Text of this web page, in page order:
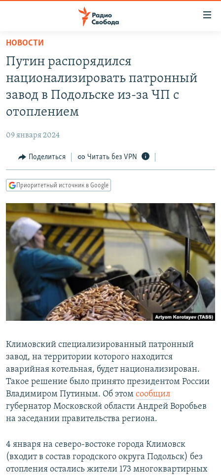
упрощенного
доступа
основному
содержанию
навигации
Вернутся
ПОДКАСТЫ
АВТОРСКИЕ ПРОЕКТЫ
КУЛЬТУРА
IDEL.РЕАЛИИ
КАВКАЗ.РЕАЛИИ
СИБИРЬ.РЕАЛИИ
РАСПИСАНИЕ ВЕЩАНИЯ
ПОДПИШИТЕСЬ НА РАССЫЛКУ
СОЦИАЛЬНЫЕ СЕТИ
Все сайты РСЕ/РС
НОВОСТИ
Путин распорядился
национализировать патронный
завод в Подольске из-за ЧП с
отоплением
09 января 2024
Поделиться Читать без VPN
Приоритетный источник в Google
Климовский специализированный патронный
завод, на территории которого находится
аварийная котельная, будет национализирован.
Такое решение было принято президентом России
Владимиром Путиным. Об этом сообщил
губернатор Московской области Андрей Воробьев
на заседании правительства региона.
4 января на северо-востоке города Климовск
(входит в состав городского округа Подольск) без
отопления остались жители 173 многоквартирных